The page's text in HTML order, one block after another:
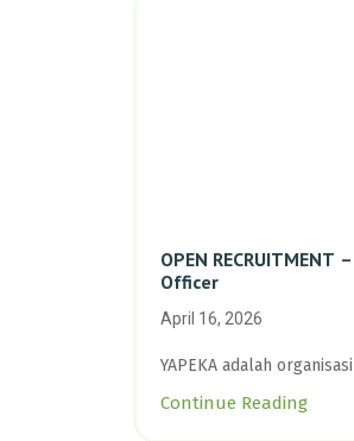
OPEN RECRUITMENT
Officer
April 16, 2026
YAPEKA adalah
Continue Reading